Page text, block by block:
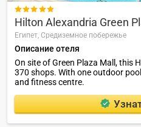

Hilton Alexandria Green
Египет, Средиземное побережье
Описание отеля
On site of Green Plaza Mall, this
370 shops. With one outdoor
and fitness centre.